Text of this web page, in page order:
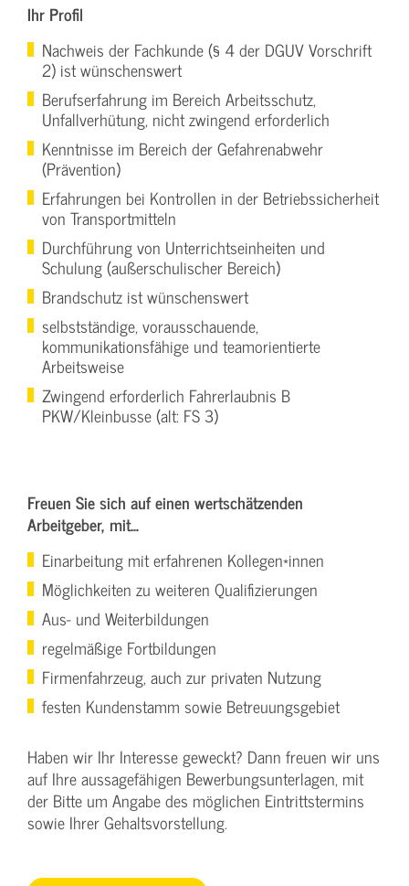
Ihr Profil
Nachweis der Fachkunde (§ 4 der DGUV Vorschrift
2) ist wünschenswert
Berufserfahrung im Bereich Arbeitsschutz,
Unfallverhütung, nicht zwingend erforderlich
Kenntnisse im Bereich der Gefahrenabwehr
(Prävention)
Erfahrungen bei Kontrollen in der Betriebssicherheit
von Transportmitteln
Durchführung von Unterrichtseinheiten und
Schulung (außerschulischer Bereich)
Brandschutz ist wünschenswert
selbstständige, vorausschauende,
kommunikationsfähige und teamorientierte
Arbeitsweise
Zwingend erforderlich Fahrerlaubnis B
PKW/Kleinbusse (alt: FS 3)
Freuen Sie sich auf einen wertschätzenden
Arbeitgeber, mit…
Einarbeitung mit erfahrenen Kollegen*innen
Möglichkeiten zu weiteren Qualifizierungen
Aus- und Weiterbildungen
regelmäßige Fortbildungen
Firmenfahrzeug, auch zur privaten Nutzung
festen Kundenstamm sowie Betreuungsgebiet
Haben wir Ihr Interesse geweckt? Dann freuen wir uns
auf Ihre aussagefähigen Bewerbungsunterlagen, mit
der Bitte um Angabe des möglichen Eintrittstermins
sowie Ihrer Gehaltsvorstellung.